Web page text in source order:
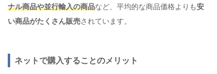
ナル商品や並行輸入の商品など、平均的な商品価格よりも安
い商品がたくさん販売されています。
ネットで購入することのメリット